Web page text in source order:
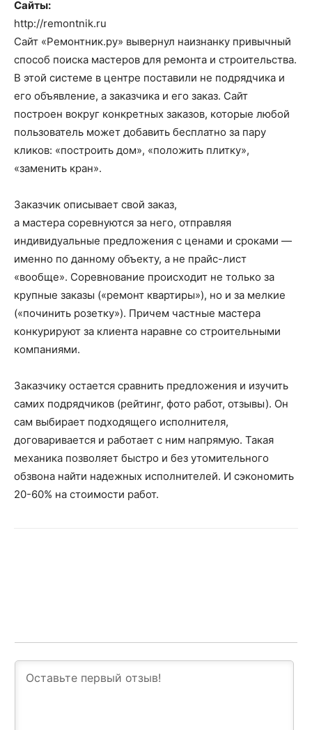
Сайты:
http://remontnik.ru
Сайт «Ремонтник.ру» вывернул наизнанку привычный
способ поиска мастеров для ремонта и строительства.
В этой системе в центре поставили не подрядчика и
его объявление, а заказчика и его заказ. Сайт
построен вокруг конкретных заказов, которые любой
пользователь может добавить бесплатно за пару
кликов: «построить дом», «положить плитку»,
«заменить кран».
Заказчик описывает свой заказ,
а мастера соревнуются за него, отправляя
индивидуальные предложения с ценами и сроками —
именно по данному объекту, а не прайс-лист
«вообще». Соревнование происходит не только за
крупные заказы («ремонт квартиры»), но и за мелкие
(«починить розетку»). Причем частные мастера
конкурируют за клиента наравне со строительными
компаниями.
Заказчику остается сравнить предложения и изучить
самих подрядчиков (рейтинг, фото работ, отзывы). Он
сам выбирает подходящего исполнителя,
договаривается и работает с ним напрямую. Такая
механика позволяет быстро и без утомительного
обзвона найти надежных исполнителей. И сэкономить
20-60% на стоимости работ.